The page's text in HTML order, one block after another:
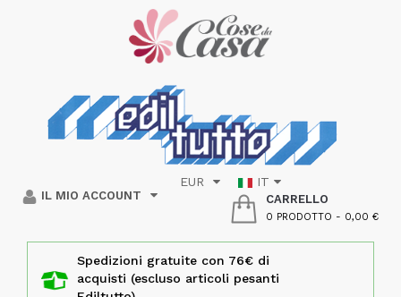
IL MIO ACCOUNT
EUR IT
CARRELLO
0 PRODOTTO - 0,00 €
Spedizioni gratuite con 76€ di
acquisti (escluso articoli pesanti